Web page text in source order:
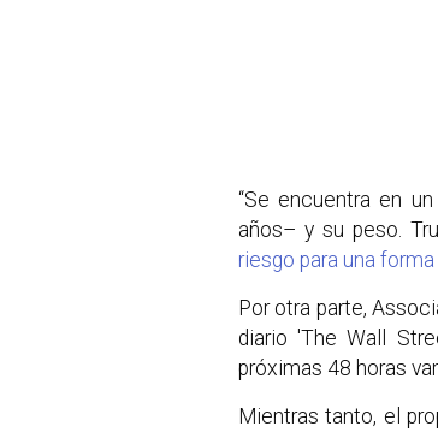
“Se encuentra en
años– y su peso.
riesgo para una
Por otra parte,
diario 'The Wall
próximas 48 horas
Mientras tanto, el